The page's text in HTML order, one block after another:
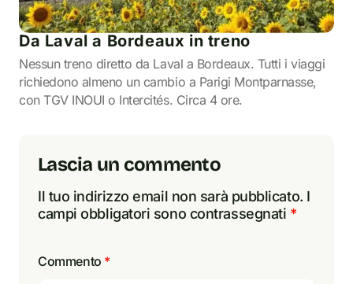
Da Laval a Bordeaux in treno
Nessun treno diretto da Laval a Bordeaux. Tutti i viaggi
richiedono almeno un cambio a Parigi Montparnasse,
con TGV INOUI o Intercités. Circa 4 ore.
Lascia un commento
Il tuo indirizzo email non sarà pubblicato. I
campi obbligatori sono contrassegnati *
Commento *